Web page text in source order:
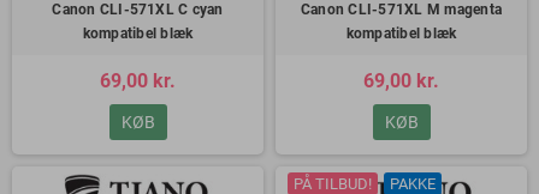
Canon CLI-571XL C cyan
kompatibel blæk
69,00 kr.
KØB
Canon CLI-571XL M magenta
kompatibel blæk
69,00 kr.
KØB
PÅ TILBUD! PAKKE